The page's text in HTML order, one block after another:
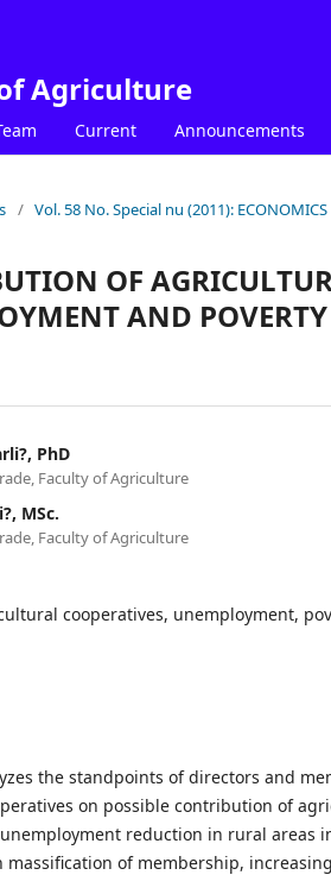
Agriculture
Current Announcements
/ Vol. 58 No. Special nu (2011):
OF
AND
PhD
Faculty of Agriculture
MSc.
Faculty of Agriculture
cooperatives, unemployment,
the standpoints of directors and
on possible contribution of
reduction in rural areas
massification of membership,